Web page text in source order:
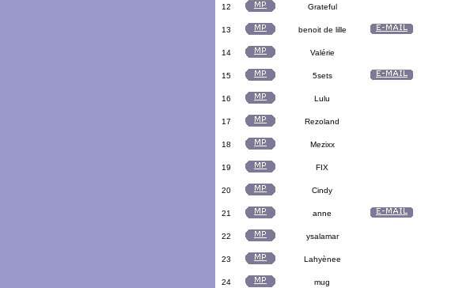
12 Grateful
13 benoit de lille
14 Valérie
15 5sets
16 Lulu
17 Rezoland
18 Mezixx
19 FIX
20 Cindy
21 anne
22 ysalamar
23 Lahyènee
24 mug